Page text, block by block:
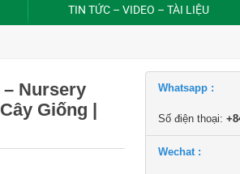
TIN TỨC – VIDEO – TÀI LIỆU
Nursery
Giống |
Whatsapp :
Số điện thoại:
Wechat :